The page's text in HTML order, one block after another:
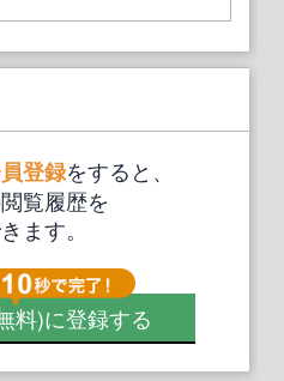
登録をすると、
覧履歴を
ます。
料)に登録する